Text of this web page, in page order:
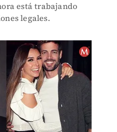
está trabajando
legales.